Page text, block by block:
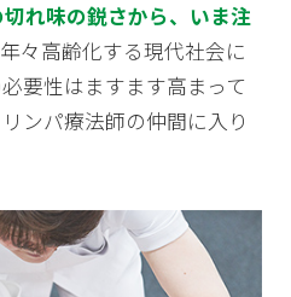
れ味の鋭さから、いま注
年々高齢化する現代社会に
要性はますます高まって
ンパ療法師の仲間に入り